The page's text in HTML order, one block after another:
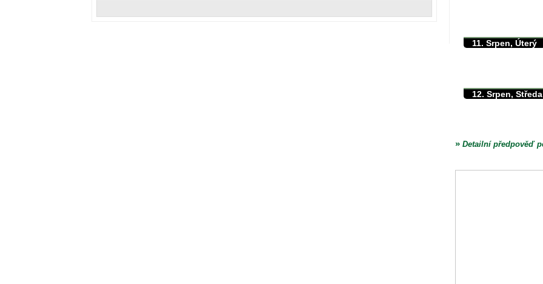
11. Srpen, Úterý
12. Srpen, Středa
» Detailní předpověď